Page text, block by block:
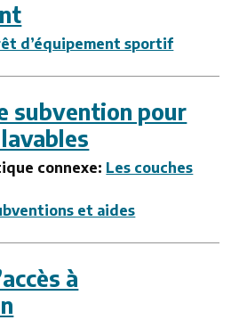
d’équipement sportif
subvention pour
connexe: Les couches
et aides
à